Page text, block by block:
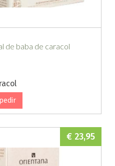
de baba de caracol
pedir
€ 23,95